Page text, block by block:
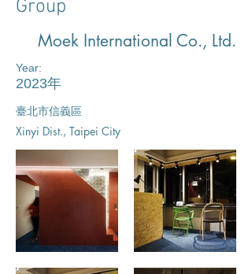
Group
Moek International Co., Ltd.
Year:
2023年
臺北市信義區​
Xinyi Dist., Taipei City